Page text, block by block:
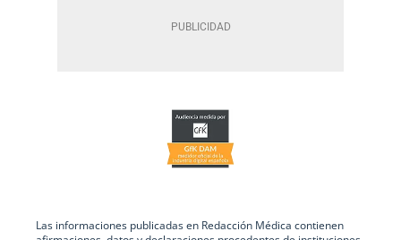
Las informaciones publicadas en Redacción Médica contienen